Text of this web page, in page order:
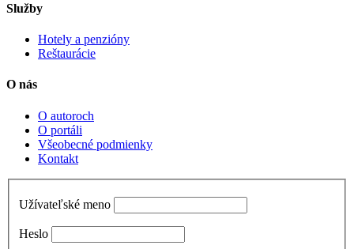
Služby
Hotely a penzióny
Reštaurácie
O nás
O autoroch
O portáli
Všeobecné podmienky
Kontakt
Užívateľské meno
Heslo